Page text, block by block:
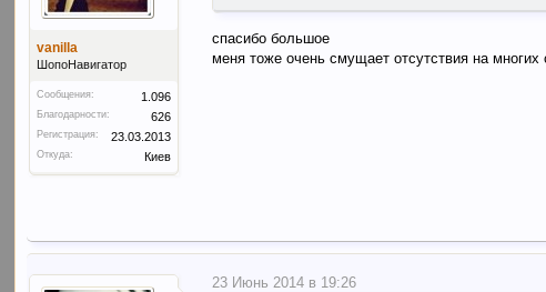
vanilla
ШопоНавигатор
Сообщения: 1.096
Благодарности: 626
Регистрация: 23.03.2013
Откуда: Киев
спасибо большое
меня тоже очень смущает отсутствия на
23 Июнь 2014 в 19:26